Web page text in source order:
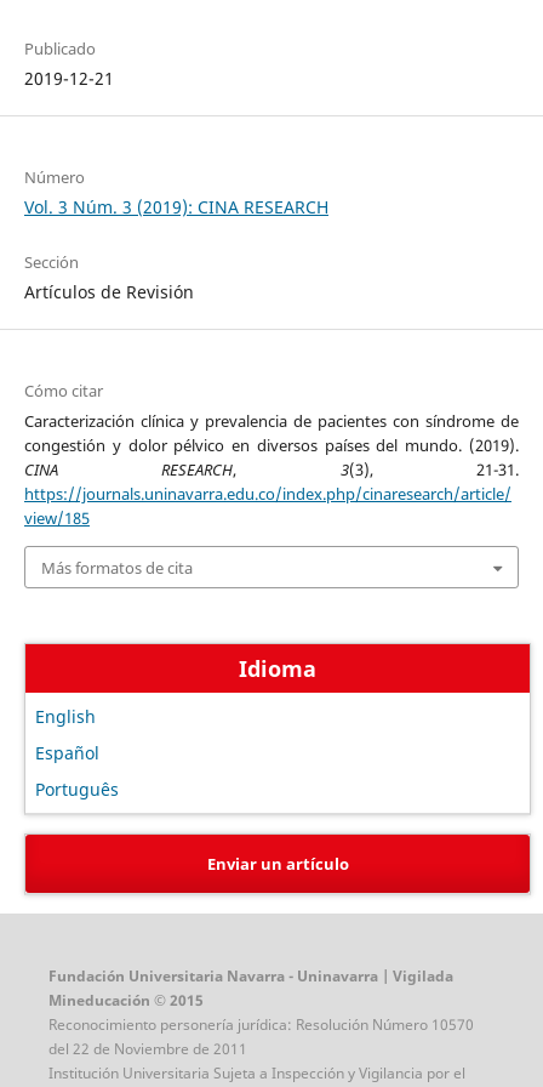
Publicado
2019-12-21
Número
Vol. 3 Núm. 3 (2019): CINA RESEARCH
Sección
Artículos de Revisión
Cómo citar
Caracterización clínica y prevalencia de pacientes con síndrome de
congestión y dolor pélvico en diversos países del mundo. (2019).
CINA RESEARCH, 3(3), 21-31.
https://journals.uninavarra.edu.co/index.php/cinaresearch/article/
view/185
Más formatos de cita
Idioma
English
Español
Português
Enviar un artículo
Fundación Universitaria Navarra - Uninavarra | Vigilada
Mineducación © 2015
Reconocimiento personería jurídica: Resolución Número 10570
del 22 de Noviembre de 2011
Institución Universitaria Sujeta a Inspección y Vigilancia por el